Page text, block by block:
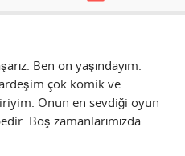
Ben on yaşındayım.
çok komik ve
Onun en sevdiği oyun
Boş zamanlarımızda